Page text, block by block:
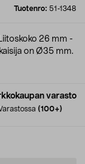
Tuotenro: 51-1348
varasto
(100+)
26 mm -
on Ø35 mm.